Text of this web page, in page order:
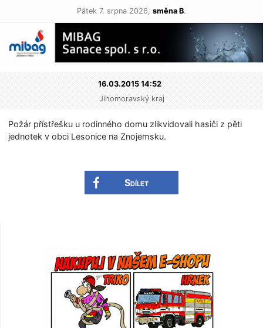
Pátek 7. srpna 2026, směna B.
16.03.2015 14:52
Jihomoravský kraj
Požár přístřešku u rodinného domu zlikvidovali hasiči z pěti
jednotek v obci Lesonice na Znojemsku.
Sdílet